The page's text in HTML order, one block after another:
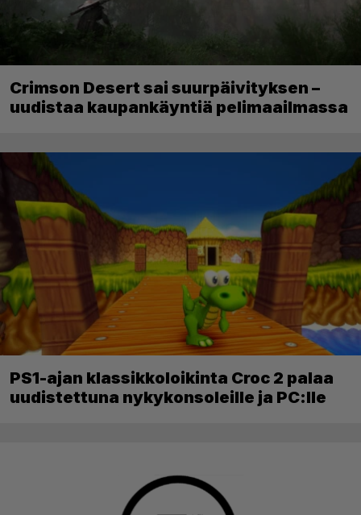
Crimson Desert sai suurpäivityksen –
uudistaa kaupankäyntiä pelimaailmassa
PS1-ajan klassikkoloikinta Croc 2 palaa
uudistettuna nykykonsoleille ja PC:lle